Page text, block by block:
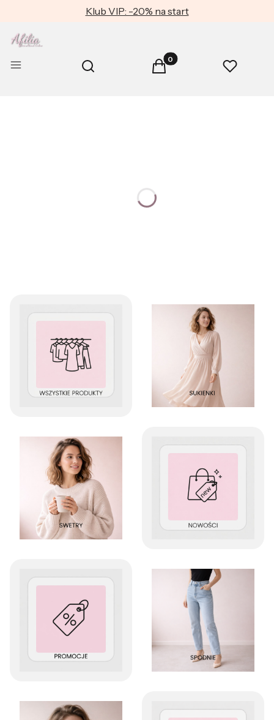
Klub VIP: -20% na start
Menu Otwórz wyszukiwarkę
Szukaj Produkty w koszyku: 0.
Koszyk Ulubione